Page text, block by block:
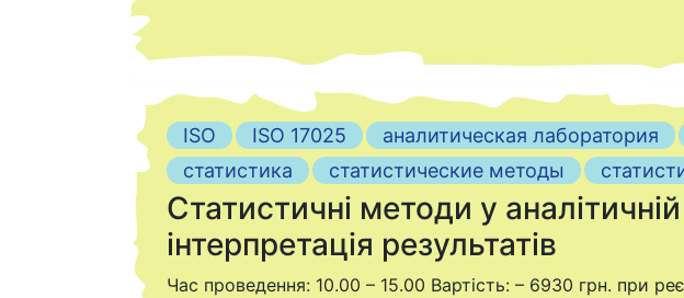
ISO ISO 17025 аналитическая лаборатория
статистика
статистические методы
Статистичні методи у
інтерпретація результатів
Час проведення: 10.00 – 15.00 Вартість: – 6930 грн. при